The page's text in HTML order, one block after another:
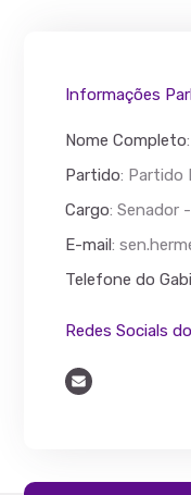
Informações
Nome Completo:
Partido: Partido
Cargo: Senador -
E-mail:
Telefone do
Redes Socials